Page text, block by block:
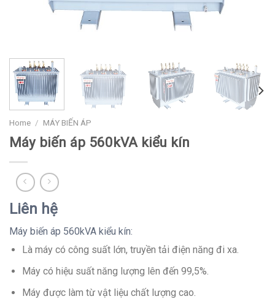
Home / MÁY BIẾN ÁP
Máy biến áp 560kVA kiểu kín
Liên hệ
Máy biến áp 560kVA kiểu kín:
Là máy có công suất lớn, truyền tải điện năng đi xa.
Máy có hiệu suất năng lượng lên đến 99,5%.
Máy được làm từ vật liệu chất lượng cao.